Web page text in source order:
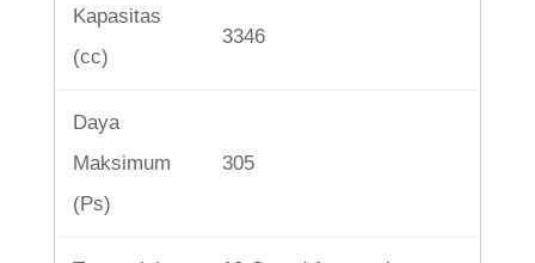
Kapasitas
(cc)
3346
Daya
Maksimum
(Ps)
305